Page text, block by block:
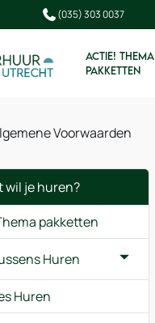
(035) 303 0037
ACTIE! THEMA
PAKKETTEN
Voorwaarden
wil je huren?
pakketten
Huren
Huren